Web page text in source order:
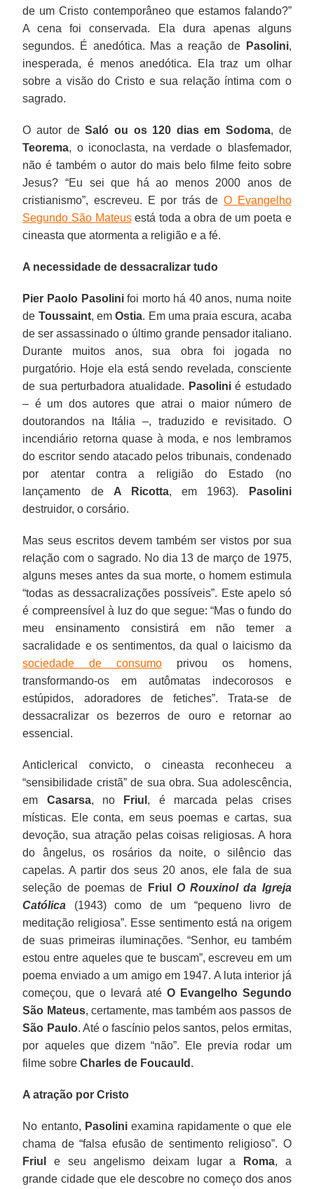
de um Cristo contemporâneo que estamos falando?”
A cena foi conservada. Ela dura apenas alguns
segundos. É anedótica. Mas a reação de
Pasolini,
inesperada, é menos anedótica. Ela traz um olhar
sobre a visão do Cristo e sua relação íntima com o
sagrado.
O autor deSaló ou os 120 dias em Sodoma, de
Teorema, o iconoclasta, na verdade o blasfemador,
não é também o autor do mais belo filme feito sobre
Jesus? “Eu sei que há ao menos 2000 anos de
cristianismo”, escreveu. E por trás de O Evangelho
Segundo São Mateusestá toda a obra de um poeta e
cineasta que atormenta a religião e a fé.
A necessidade de dessacralizar tudo
Pier Paolo Pasolinifoi morto há 40 anos, numa noite
de Toussaint, emOstia. Em uma praia escura, acaba
de ser assassinado o último grande pensador italiano.
Durante muitos anos, sua obra foi jogada no
purgatório. Hoje ela está sendo revelada, consciente
de sua perturbadora atualidade. Pasolinié estudado
– é um dos autores que atrai o maior número de
doutorandos na Itália –, traduzido e revisitado. O
incendiário retorna quase à moda, e nos lembramos
do escritor sendo atacado pelos tribunais, condenado
por atentar contra a religião do Estado (no
lançamento de A Ricotta, em 1963).
Pasolini
destruidor, o corsário.
Mas seus escritos devem também ser vistos por sua
relação com o sagrado. No dia 13 de março de 1975,
alguns meses antes da sua morte, o homem estimula
“todas as dessacralizações possíveis”. Este apelo só
é compreensível à luz do que segue: “Mas o fundo do
meu ensinamento consistirá em não temer a
sacralidade e os sentimentos, da qual o laicismo da
sociedade de consumo privou os homens,
transformando-os em autômatas indecorosos e
estúpidos, adoradores de fetiches”. Trata-se de
dessacralizar os bezerros de ouro e retornar ao
essencial.
Anticlerical convicto, o cineasta reconheceu a
“sensibilidade cristã” de sua obra. Sua adolescência,
em Casarsa, no Friul , é marcada pelas crises
místicas. Ele conta, em seus poemas e cartas, sua
devoção, sua atração pelas coisas religiosas. A hora
do ângelus, os rosários da noite, o silêncio das
capelas. A partir dos seus 20 anos, ele fala de sua
seleção de poemas de
Friul
O Rouxinol da Igreja
Católica (1943) como de um “pequeno livro de
meditação religiosa”. Esse sentimento está na origem
de suas primeiras iluminações. “Senhor, eu também
estou entre aqueles que te buscam”, escreveu em um
poema enviado a um amigo em 1947. A luta interior já
começou, que o levará até O Evangelho Segundo
São Mateus, certamente, mas também aos passos de
São Paulo. Até o fascínio pelos santos, pelos ermitas,
por aqueles que dizem “não”. Ele previa rodar um
filme sobreCharles de Foucauld .
A atração por Cristo
No entanto, Pasoliniexamina rapidamente o que ele
chama de “falsa efusão de sentimento religioso”. O
Friul
e seu angelismo deixam lugar a Roma, a
grande cidade que ele descobre no começo dos anos